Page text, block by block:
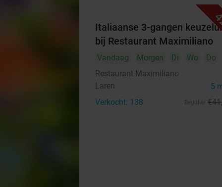
Italiaanse 3-gangen
bij Restaurant Maximiliano
Vandaag Morgen Di Wo Do
Restaurant Maximiliano
Laren 5
Verkocht: 138 €41